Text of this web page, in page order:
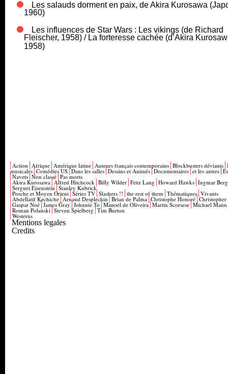
Les salauds dorment en paix, de Akira Kurosawa
1960)
Les influences de Star Wars : Les vikings (de Richard
Fleischer, 1958) / La forteresse cachée (d’Akira
1958)
Action Afrique Amérique latine Auteurs français contemporains Blockbusters déviants
musicales Comédies US Dans les salles Dessins et Animés Documentaires et les autres
Navets Non classé Pas morts
Akira Kurosawa Alfred Hitchcock Billy Wilder Fritz Lang Howard Hawks Ingmar
Serguei Eisenstein Stanley Kubrick
Proche et Moyen Orient Séries TV Slashers !! the rest of them Thématiques Vivants
Abdellatif Kechiche Arnaud Desplechin Brian de Palma Christophe Honoré
Gaspar Noé James Gray Johnnie To Manoel de Oliveira Martin Scorsese Michael Mann
Roman Polanski Steven Spielberg Tim Burton
Westerns
Mentions legales
Credits